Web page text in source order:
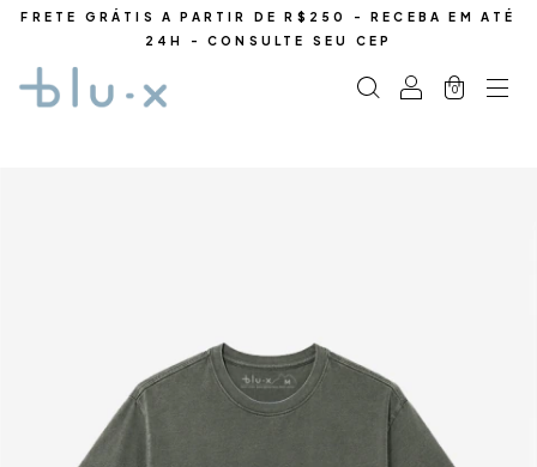
FRETE GRÁTIS A PARTIR DE R$250 - RECEBA EM ATÉ
24H - CONSULTE SEU CEP
0